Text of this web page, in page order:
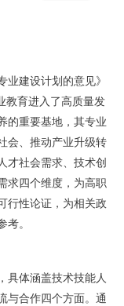
业建设计划的意见》
教育进入了高质量发
的重要基地，其专业
会、推动产业升级转
才社会需求、技术创
求四个维度，为高职
行性论证，为相关政
考。
具体涵盖技术技能人
与合作四个方面。通